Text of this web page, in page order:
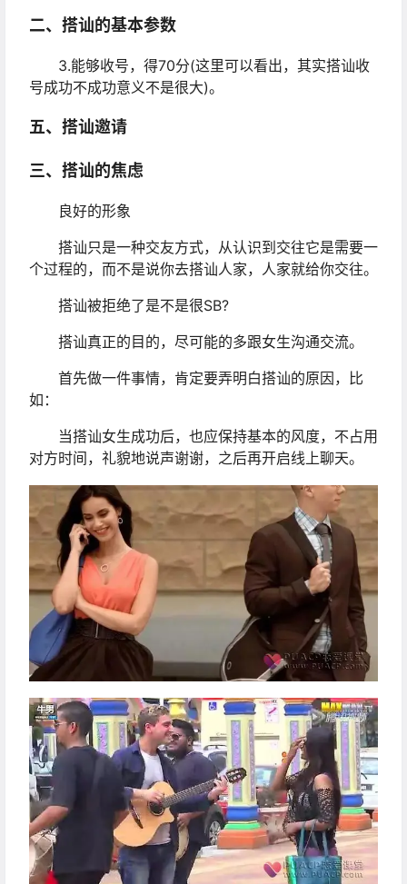
二、搭讪的基本参数
3.能够收号，得70分(这里可以看出，其实搭讪收
号成功不成功意义不是很大)。
五、搭讪邀请
三、搭讪的焦虑
良好的形象
搭讪只是一种交友方式，从认识到交往它是需要一
个过程的，而不是说你去搭讪人家，人家就给你交往。
搭讪被拒绝了是不是很SB?
搭讪真正的目的，尽可能的多跟女生沟通交流。
首先做一件事情，肯定要弄明白搭讪的原因，比
如：
当搭讪女生成功后，也应保持基本的风度，不占用
对方时间，礼貌地说声谢谢，之后再开启线上聊天。